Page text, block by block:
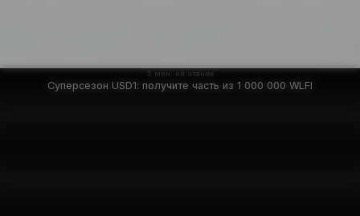
5 мин. на чтение
Суперсезон USD1: получите часть из 1 000 000 WLFI